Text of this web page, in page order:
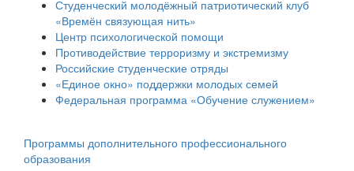
Студенческий молодёжный патриотический клуб
«Времён связующая нить»
Центр психологической помощи
Противодействие терроризму и экстремизму
Российские cтуденческие отряды
«Единое окно» поддержки молодых семей
Федеральная программа «Обучение служением»
Программы дополнительного профессионального
образования